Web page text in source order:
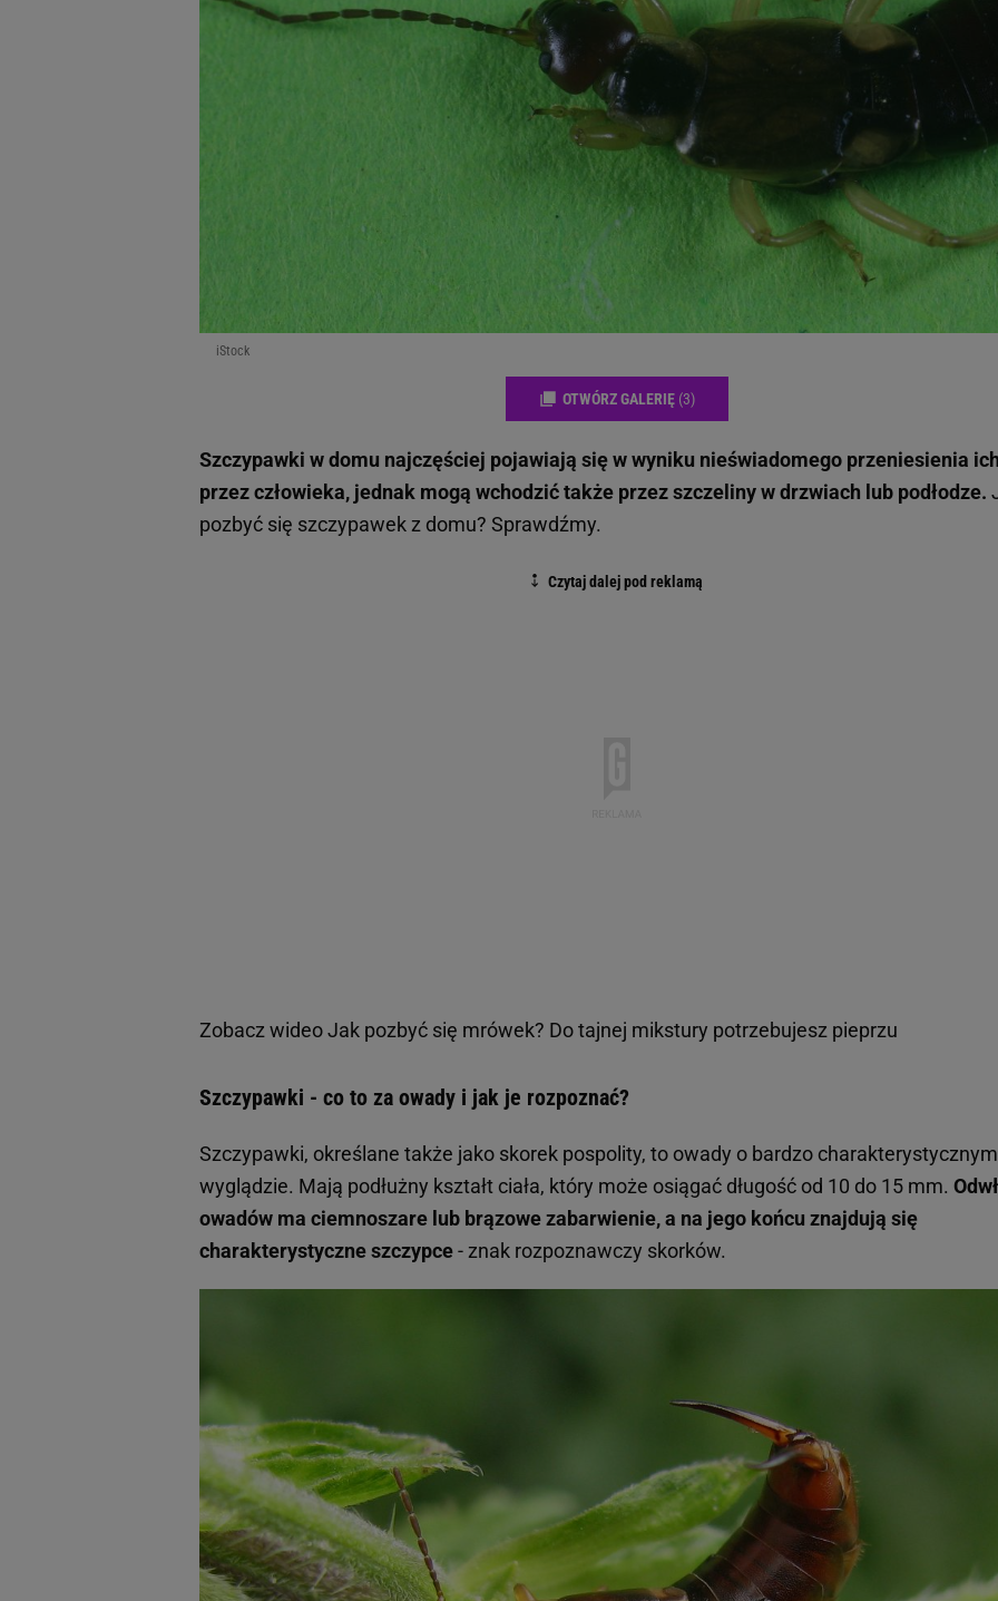
iStock
OTWÓRZ GALERIĘ (3)
Szczypawki w domu najczęściej pojawiają się w wyniku nieświadomego przeniesienia
przez człowieka, jednak mogą wchodzić także przez szczeliny w drzwiach lub podłodze.
pozbyć się szczypawek z domu? Sprawdźmy.
Zobacz wideoJak pozbyć się mrówek? Do tajnej mikstury potrzebujesz pieprzu
Szczypawki - co to za owady i jak je rozpoznać?
Szczypawki, określane także jako skorek pospolity, to owady o bardzo charakterystycznym
wyglądzie. Mają podłużny kształt ciała, który może osiągać długość od 10 do 15 mm.
owadów ma ciemnoszare lub brązowe zabarwienie, a na jego końcu znajdują się
charakterystyczne szczypce- znak rozpoznawczy skorków.